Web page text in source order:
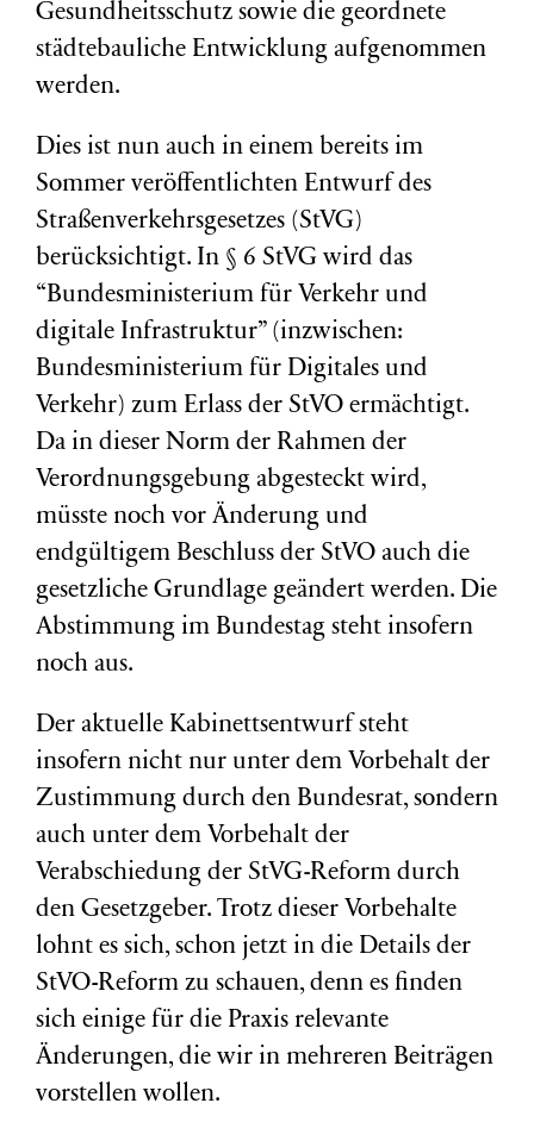
Gesundheitsschutz sowie die geordnete
städtebauliche Entwicklung aufgenommen
werden.
Dies ist nun auch in einem bereits im
Sommer veröffentlichten Entwurf des
Straßenverkehrsgesetzes (StVG)
berücksichtigt. In § 6 StVG wird das
“Bundesministerium für Verkehr und
digitale Infrastruktur” (inzwischen:
Bundesministerium für Digitales und
Verkehr) zum Erlass der StVO ermächtigt.
Da in dieser Norm der Rahmen der
Verordnungsgebung abgesteckt wird,
müsste noch vor Änderung und
endgültigem Beschluss der StVO auch die
gesetzliche Grundlage geändert werden. Die
Abstimmung im Bundestag steht insofern
noch aus.
Der aktuelle Kabinettsentwurf steht
insofern nicht nur unter dem Vorbehalt der
Zustimmung durch den Bundesrat, sondern
auch unter dem Vorbehalt der
Verabschiedung der StVG-Reform durch
den Gesetzgeber. Trotz dieser Vorbehalte
lohnt es sich, schon jetzt in die Details der
StVO-Reform zu schauen, denn es finden
sich einige für die Praxis relevante
Änderungen, die wir in mehreren Beiträgen
vorstellen wollen.